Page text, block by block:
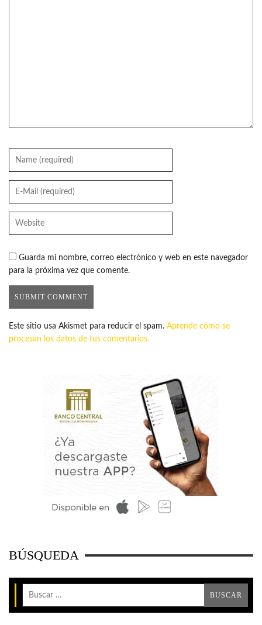
Guarda mi nombre, correo electrónico y web en este navegador
para la próxima vez que comente.
Este sitio usa Akismet para reducir el spam. Aprende cómo se
procesan los datos de tus comentarios.
BÚSQUEDA